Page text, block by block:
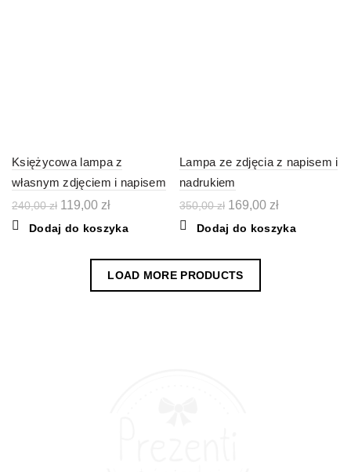
Księżycowa lampa z
własnym zdjęciem i napisem
240,00zł Pierwotna
wynosiła:
119,00 złAktualna
wynosi:
Dodaj do koszyka
Lampa ze zdjęcia z napisem i
nadrukiem
350,00zł Pierwotna
wynosiła:
169,00 złAktualna
wynosi:
Dodaj do koszyka
LOAD MORE PRODUCTS